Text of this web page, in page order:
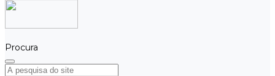
Procura